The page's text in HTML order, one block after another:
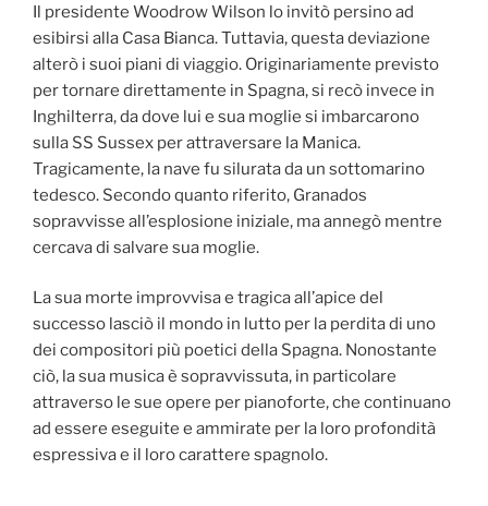
Il presidente Woodrow Wilson lo invitò persino ad
esibirsi alla Casa Bianca. Tuttavia, questa deviazione
alterò i suoi piani di viaggio. Originariamente previsto
per tornare direttamente in Spagna, si recò invece in
Inghilterra, da dove lui e sua moglie si imbarcarono
sulla SS Sussex per attraversare la Manica.
Tragicamente, la nave fu silurata da un sottomarino
tedesco. Secondo quanto riferito, Granados
sopravvisse all’esplosione iniziale, ma annegò mentre
cercava di salvare sua moglie.
La sua morte improvvisa e tragica all’apice del
successo lasciò il mondo in lutto per la perdita di uno
dei compositori più poetici della Spagna. Nonostante
ciò, la sua musica è sopravvissuta, in particolare
attraverso le sue opere per pianoforte, che continuano
ad essere eseguite e ammirate per la loro profondità
espressiva e il loro carattere spagnolo.